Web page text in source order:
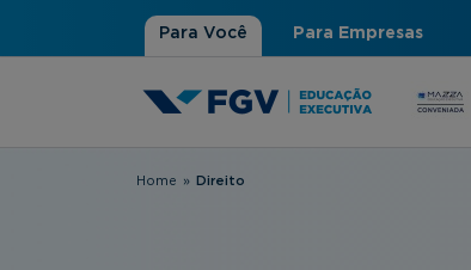
Para Você Para Empresas
Você está aqui
Home » Direito